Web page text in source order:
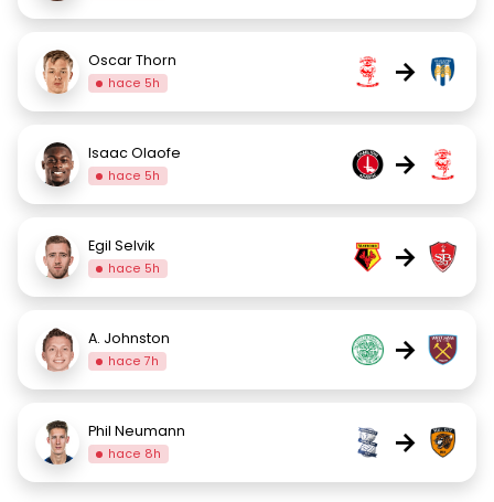
Oscar Thorn
hace 5h →
Isaac Olaofe
hace 5h →
Egil Selvik
hace 5h →
A. Johnston
hace 7h →
Phil Neumann
hace 8h →